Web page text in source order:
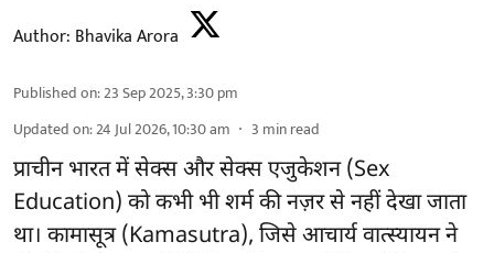
Author: Bhavika Arora
Published on:23 Sep 2025, 3:30 pm
Updated on:24 Jul 2026, 10:30 am 3 min read
प्राचीन भारत में सेक्स और सेक्स एजुकेशन (Sex
Education) को कभी भी शर्म की नज़र से नहीं देखा जाता
था। कामासूत्र (Kamasutra), जिसे आचार्य वात्स्यायन ने